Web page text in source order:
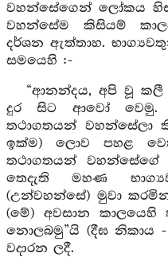
වහන්සේගෙන් ලෝකය
වහන්සේම කිසියම්
දර්ශන ඇත්තාහ.
සමයෙහි :-
“ආනන්දය, අපි වූ කලී
දුර සිට ආවෝ වෙමු.
තථාගතයන්
ඉක්ම) ලොව පහළ
තථාගතයන්
තෙදැති මහණ
(උන්වහන්සේ) මුවා
(මේ) අවසාන කාලයෙහි
නොලබමු”යි (දීඝ නිකාය
වදාරන ලදී.